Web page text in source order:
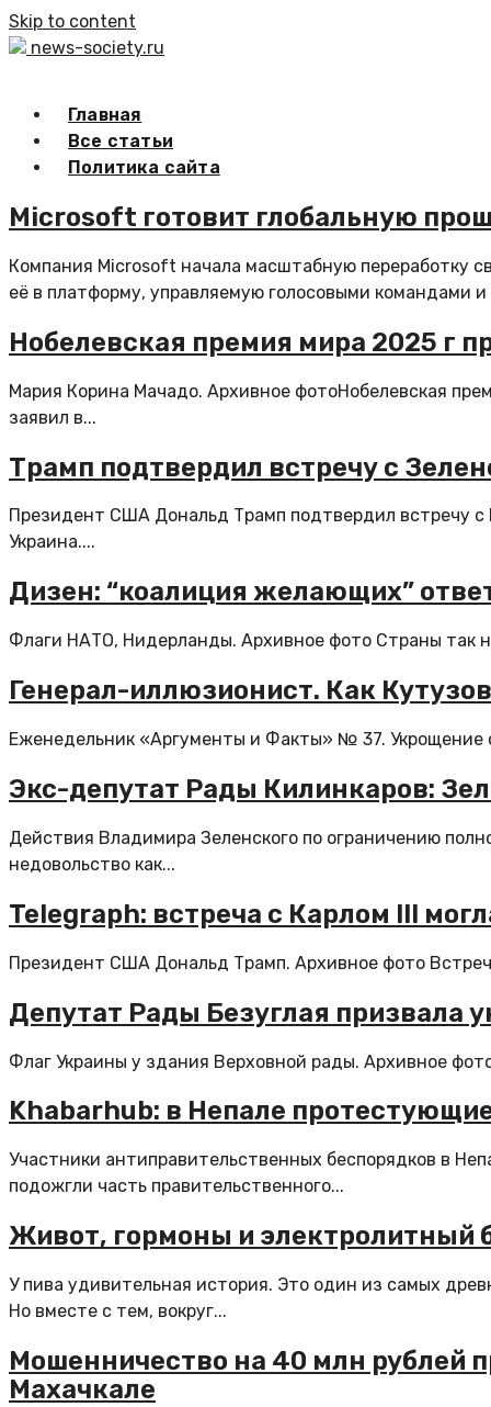
Skip to content
news-society.ru
Главная
Все статьи
Политика сайта
Microsoft готовит глобальную
Компания Microsoft начала масштабную переработку
её в платформу, управляемую голосовыми командами
Нобелевская премия мира 2025 г
Мария Корина Мачадо. Архивное фотоНобелевская
заявил в...
Трамп подтвердил встречу с
Президент США Дональд Трамп подтвердил встречу
Украина....
Дизен: “коалиция желающих”
Флаги НАТО, Нидерланды. Архивное фото Страны так
Генерал-иллюзионист. Как
Еженедельник «Аргументы и Факты» № 37. Укрощение
Экс-депутат Рады Килинкаров:
Действия Владимира Зеленского по ограничению
недовольство как...
Telegraph: встреча с Карлом III
Президент США Дональд Трамп. Архивное фото
Депутат Рады Безуглая призвала
Флаг Украины у здания Верховной рады. Архивное
Khabarhub: в Непале
Участники антиправительственных беспорядков в
подожгли часть правительственного...
Живот, гормоны и электролитный
У пива удивительная история. Это один из самых
Но вместе с тем, вокруг...
Мошенничество на 40 млн рублей
Махачкале